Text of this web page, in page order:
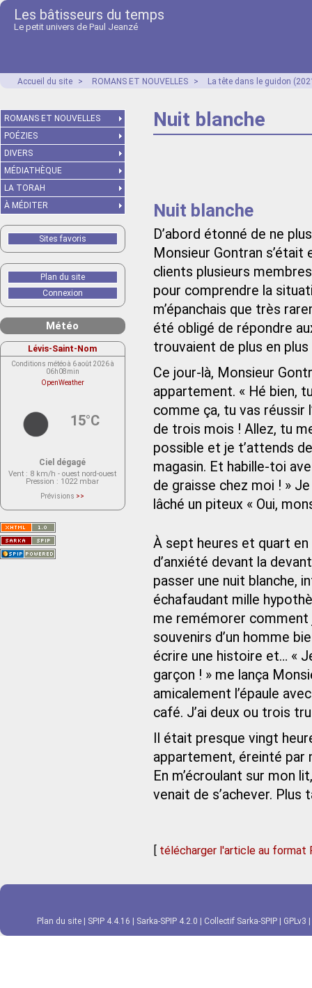
Les bâtisseurs du temps
Le petit univers de Paul Jeanzé
Accueil du site > ROMANS ET NOUVELLES > La tête dans le guidon
Nuit blanche
Nuit blanche
D’abord étonné de ne
Monsieur Gontran
clients plusieurs
pour comprendre la
m’épanchais que très
été obligé de répondre
trouvaient de plus en
Ce jour-là, Monsieur
appartement. « Hé bien,
comme ça, tu vas réussir
de trois mois ! Allez, tu
possible et je t’attends
magasin. Et habille-toi
de graisse chez moi ! »
lâché un piteux « Oui,
À sept heures et quart en
d’anxiété devant la
passer une nuit blanche,
échafaudant mille
me remémorer comment
souvenirs d’un homme
écrire une histoire et… «
garçon ! » me lança
amicalement l’épaule
café. J’ai deux ou trois
Il était presque vingt
appartement, éreinté par
En m’écroulant sur mon
venait de s’achever.
[ télécharger l'article au format
ROMANS ET NOUVELLES
POÉZIES
DIVERS
MÉDIATHÈQUE
LA TORAH
À MÉDITER
Sites favoris
Plan du site
Connexion
Météo
Lévis-Saint-Nom
Conditions météo à 6 août 2026 à
06h08min
OpenWeather
15°C
Ciel dégagé
Vent : 8 km/h - ouest nord-ouest
Pression : 1022 mbar
Prévisions >>
actuellement aucune prévision
Saint-Nom.
Veuillez consulter le message du
service ci-dessous.
(401 - Invalid API key. Please see
https://openweathermap.org/faq#error401
Plan du site SPIP 4.4.16 Sarka-SPIP 4.2.0 Collectif Sarka-SPIP GPLv3